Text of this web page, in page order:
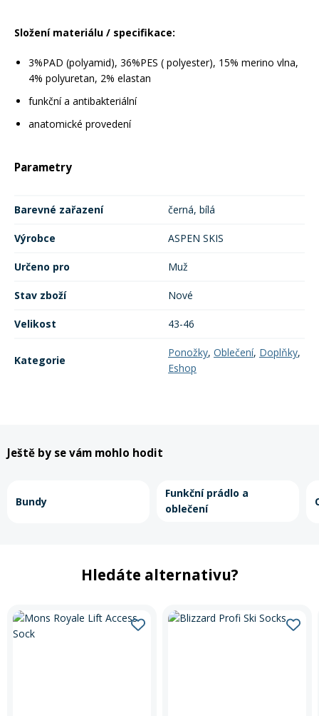
Složení materiálu / specifikace:
3%PAD (polyamid), 36%PES ( polyester), 15% merino vlna,
4% polyuretan, 2% elastan
funkční a antibakteriální
anatomické provedení
Parametry
Barevné zařazení černá, bílá
Výrobce ASPEN SKIS
Určeno pro Muž
Stav zboží Nové
Velikost 43-46
Kategorie
Ponožky, Oblečení, Doplňky,
Eshop
Ještě by se vám mohlo hodit
Bundy
Funkční prádlo a
oblečení
Hledáte alternativu?